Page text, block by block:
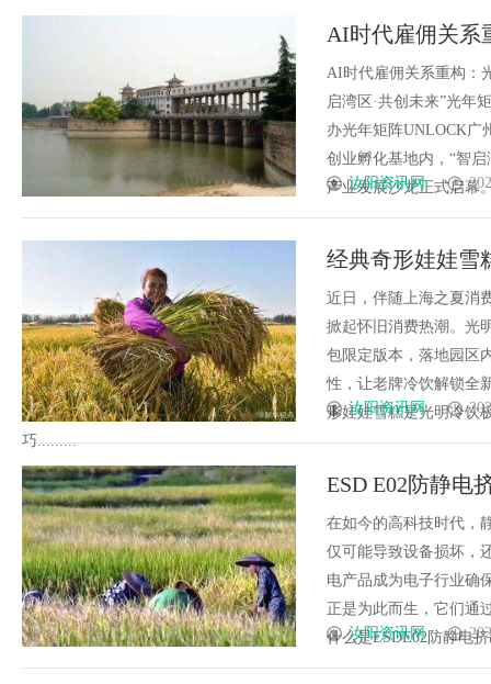
AI时代雇佣关系
与产业共生新范
AI时代雇佣关系重构：
启湾区·共创未来”光年
办光年矩阵UNLOCK广
创业孵化基地内，“智
产业发展沙龙正式启幕
汝阳资讯网
经典奇形娃娃雪
启童趣夏日
近日，伴随上海之夏消
掀起怀旧消费热潮。光
包限定版本，落地园区
性，让老牌冷饮解锁全
形娃娃雪糕是光明冷饮
巧.........
汝阳资讯网
ESD E02防静电
在如今的高科技时代，
仅可能导致设备损坏，
电产品成为电子行业确
正是为此而生，它们通
什么是ESDE02防静电
汝阳资讯网